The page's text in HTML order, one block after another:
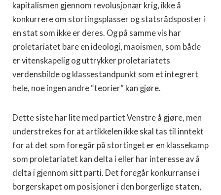
kapitalismen gjennom revolusjonær krig, ikke å
konkurrere om stortingsplasser og statsrådsposter i
en stat som ikke er deres. Og på samme vis har
proletariatet bare en ideologi, maoismen, som både
er vitenskapelig og uttrykker proletariatets
verdensbilde og klassestandpunkt som et integrert
hele, noe ingen andre “teorier” kan gjøre.
Dette siste har lite med partiet Venstre å gjøre, men
understrekes for at artikkelen ikke skal tas til inntekt
for at det som foregår på stortinget er en klassekamp
som proletariatet kan delta i eller har interesse av å
delta i gjennom sitt parti. Det foregår konkurranse i
borgerskapet om posisjoner i den borgerlige staten,